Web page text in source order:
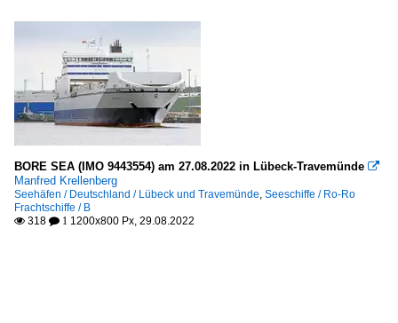
BORE SEA (IMO 9443554) am 27.08.2022 in Lübeck-Travemünde 
Manfred Krellenberg
Seehäfen / Deutschland / Lübeck und Travemünde, Seeschiffe / Ro-Ro
Frachtschiffe / B
 318  1 1200x800 Px, 29.08.2022